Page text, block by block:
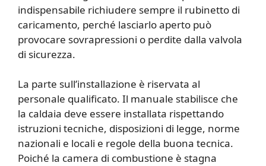
indispensabile richiudere sempre il rubinetto di
caricamento, perché lasciarlo aperto può
provocare sovrapressioni o perdite dalla valvola
di sicurezza.
La parte sull’installazione è riservata al
personale qualificato. Il manuale stabilisce che
la caldaia deve essere installata rispettando
istruzioni tecniche, disposizioni di legge, norme
nazionali e locali e regole della buona tecnica.
Poiché la camera di combustione è stagna